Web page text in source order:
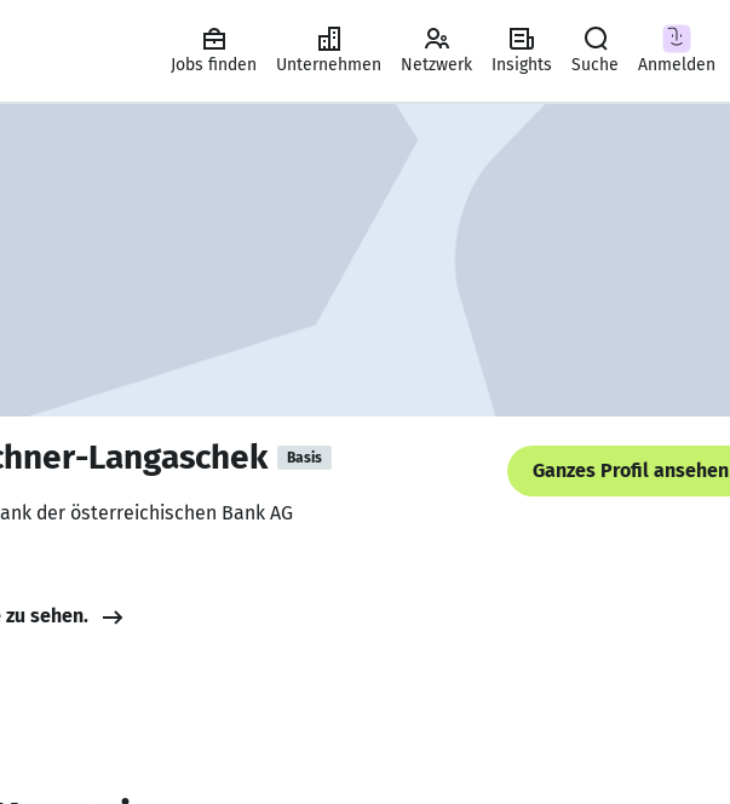
Jobs finden Unternehmen Netzwerk Insights Suche Anmelden
Langaschek Basis
Ganzes Profil ansehen
der österreichischen Bank AG
sehen.